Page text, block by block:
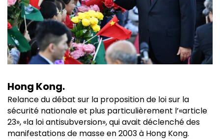
Hong Kong.
Relance du débat sur la proposition de loi sur la
sécurité nationale et plus particulièrement l’«article
23», «la loi antisubversion», qui avait déclenché des
manifestations de masse en 2003 à Hong Kong.